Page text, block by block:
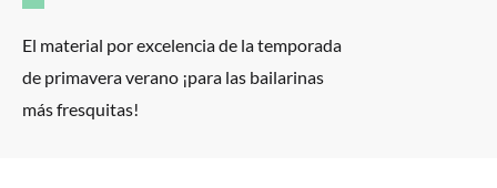
El material por excelencia de la temporada
de primavera verano ¡para las bailarinas
más fresquitas!